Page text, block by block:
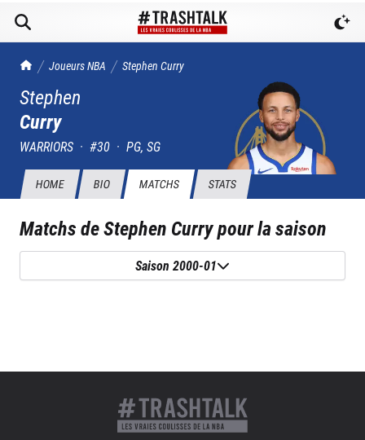
TrashTalk Actu NBA
Joueurs NBA Stephen Curry
Stephen
Curry
WARRIORS · #30 · PG, SG
HOME BIO MATCHS STATS
Matchs deStephen Currypour la saison
Saison 2000-01